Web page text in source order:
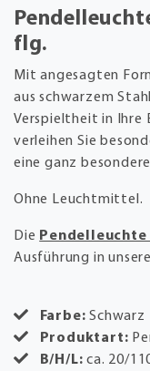
flg.
Mit angesagten
aus schwarzem
Verspieltheit in Ihre
verleihen Sie
eine ganz
Ohne Leuchtmittel.
Die Pendelleuchte
Ausführung in
Farbe: Schwarz
Produktart:
B/H/L:ca. 20/